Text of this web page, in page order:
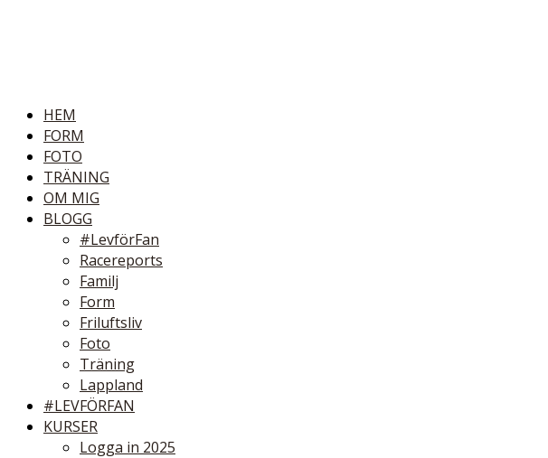
HEM
FORM
FOTO
TRÄNING
OM MIG
BLOGG
#LevförFan
Racereports
Familj
Form
Friluftsliv
Foto
Träning
Lappland
#LEVFÖRFAN
KURSER
Logga in 2025